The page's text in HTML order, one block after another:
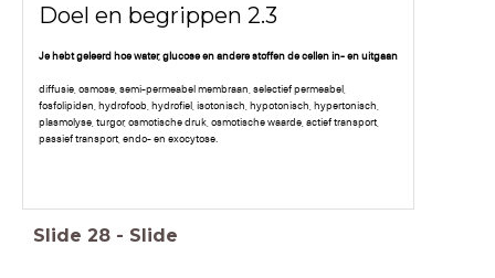
Doel en begrippen 2.3
Je hebt geleerd hoe water, glucose en andere stoffen de cellen in- en uitgaan
diffusie, osmose, semi-permeabel membraan, selectief permeabel,
fosfolipiden, hydrofoob, hydrofiel, isotonisch, hypotonisch, hypertonisch,
plasmolyse, turgor, osmotische druk, osmotische waarde, actief transport,
passief transport, endo- en exocytose.
Slide 28 - Slide